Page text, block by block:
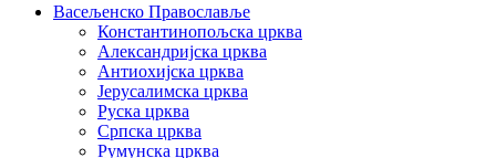
Васељенско Православље
Константинопољска црква
Александријска црква
Антиохијска црква
Јерусалимска црква
Руска црква
Српска црква
Румунска црква